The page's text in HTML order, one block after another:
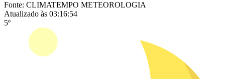
Fonte: CLIMATEMPO METEOROLOGIA
Atualizado às 03:16:54
5º